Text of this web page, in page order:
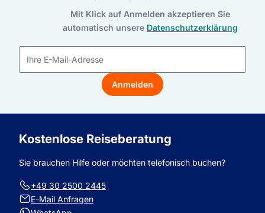
Mit Klick auf Anmelden akzeptieren Sie
automatisch unsere Datenschutzerklärung
E-
Mail-
Adresse
Anmelden
Kostenlose Reiseberatung
Sie brauchen Hilfe oder möchten telefonisch buchen?
+49 30 2500 2445
E-Mail Anfragen